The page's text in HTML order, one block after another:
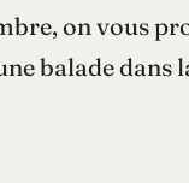
on vous
balade dans